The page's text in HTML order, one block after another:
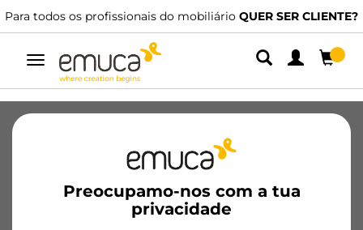
Para todos os profissionais do mobiliário QUER SER CLIENTE?
Alternar
navegação
Preocupamo-nos com a tua
privacidade
Dobradiças
Cozinha Montagem
Puxadores Bases Expositores